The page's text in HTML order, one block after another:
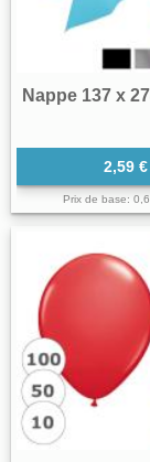
Nappe 137 x
2,59 €
Prix